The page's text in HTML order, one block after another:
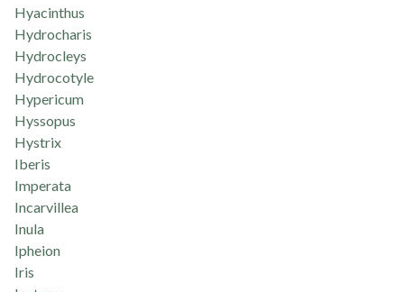
Hyacinthus
Hydrocharis
Hydrocleys
Hydrocotyle
Hypericum
Hyssopus
Hystrix
Iberis
Imperata
Incarvillea
Inula
Ipheion
Iris